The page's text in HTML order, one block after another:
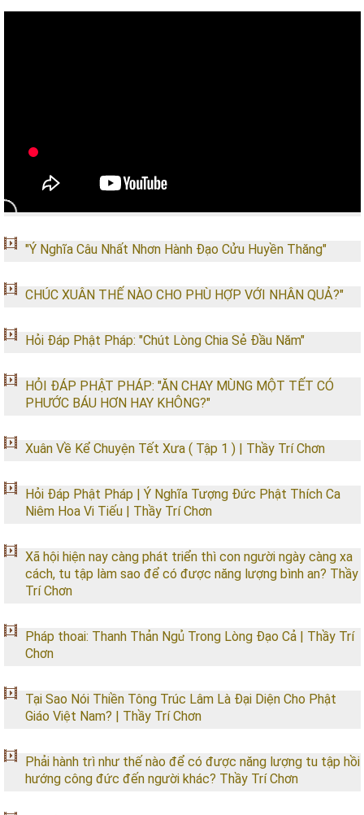
"Ý Nghĩa Câu Nhất Nhơn Hành Đạo Cửu Huyền Thăng"
CHÚC XUÂN THẾ NÀO CHO PHÙ HỢP VỚI NHÂN QUẢ?"
Hỏi Đáp Phật Pháp: "Chút Lòng Chia Sẻ Đầu Năm"
HỎI ĐÁP PHẬT PHÁP: "ĂN CHAY MÙNG MỘT TẾT CÓ
PHƯỚC BÁU HƠN HAY KHÔNG?"
Xuân Về Kể Chuyện Tết Xưa ( Tập 1 ) | Thầy Trí Chơn
Hỏi Đáp Phật Pháp | Ý Nghĩa Tượng Đức Phật Thích Ca
Niêm Hoa Vi Tiếu | Thầy Trí Chơn
Xã hội hiện nay càng phát triển thì con người ngày càng xa
cách, tu tập làm sao để có được năng lượng bình an? Thầy
Trí Chơn
Pháp thoai: Thanh Thản Ngủ Trong Lòng Đạo Cả | Thầy Trí
Chơn
Tại Sao Nói Thiền Tông Trúc Lâm Là Đại Diện Cho Phật
Giáo Việt Nam? | Thầy Trí Chơn
Phải hành trì như thế nào để có được năng lượng tu tập hồi
hướng công đức đến người khác? Thầy Trí Chơn